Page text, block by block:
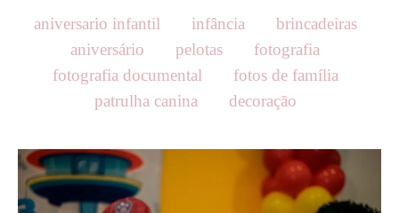
aniversario infantil
infância
brincadeiras
aniversário
pelotas
fotografia
fotografia documental
fotos de família
patrulha canina
decoração